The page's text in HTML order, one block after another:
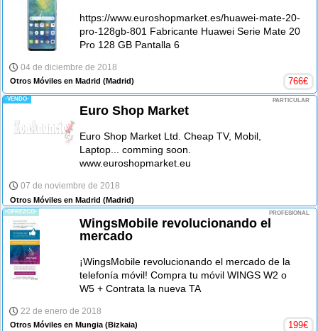
https://www.euroshopmarket.es/huawei-mate-20-
pro-128gb-801 Fabricante Huawei Serie Mate 20
Pro 128 GB Pantalla 6
04 de diciembre de 2018
Otros Móviles en Madrid (Madrid) 766€
-VENDO- PARTICULAR
Euro Shop Market
Euro Shop Market Ltd. Cheap TV, Mobil,
Laptop... comming soon.
www.euroshopmarket.eu
07 de noviembre de 2018
Otros Móviles en Madrid (Madrid)
-OFREZCO- PROFESIONAL
WingsMobile revolucionando el
mercado
¡WingsMobile revolucionando el mercado de la
telefonía móvil! Compra tu móvil WINGS W2 o
W5 + Contrata la nueva TA
22 de enero de 2018
Otros Móviles en Mungia (Bizkaia) 199€